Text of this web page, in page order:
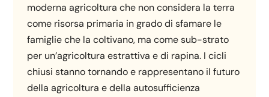
moderna agricoltura che non considera la terra
come risorsa primaria in grado di sfamare le
famiglie che la coltivano, ma come sub-strato
per un’agricoltura estrattiva e di rapina. I cicli
chiusi stanno tornando e rappresentano il futuro
della agricoltura e della autosufficienza